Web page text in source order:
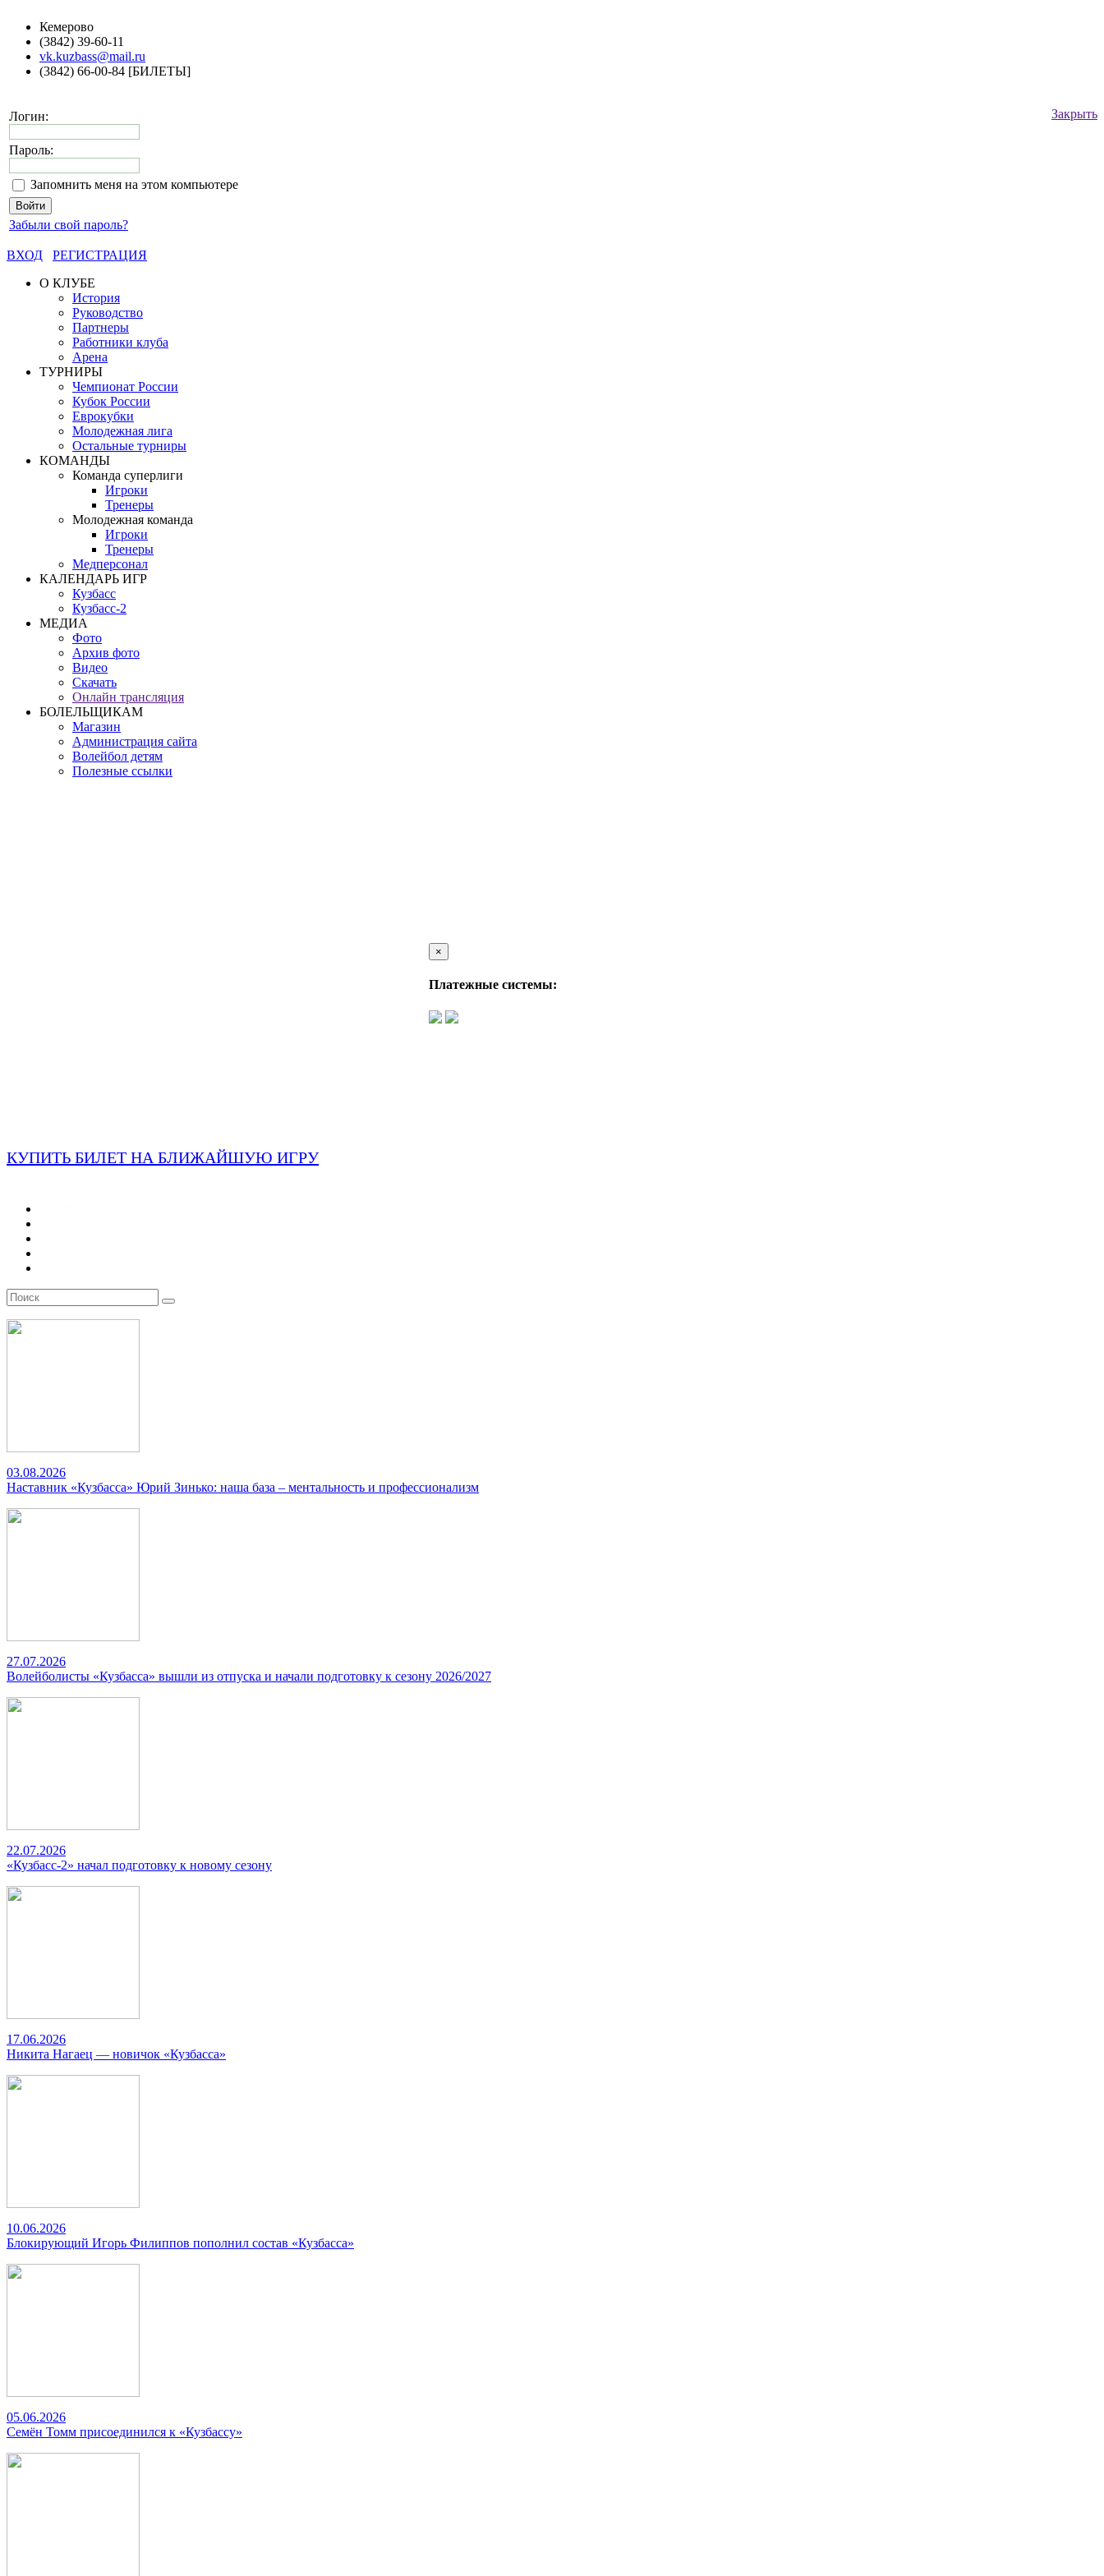
Кемерово
(3842) 39-60-11
vk.kuzbass@mail.ru
(3842) 66-00-84 [БИЛЕТЫ]
Закрыть
Логин:
Пароль:
Запомнить меня на этом компьютере
Забыли свой пароль?
ВХОД
РЕГИСТРАЦИЯ
О КЛУБЕ
История
Руководство
Партнеры
Работники клуба
Арена
ТУРНИРЫ
Чемпионат России
Кубок России
Еврокубки
Молодежная лига
Остальные турниры
КОМАНДЫ
Команда суперлиги
Игроки
Тренеры
Молодежная команда
Игроки
Тренеры
Медперсонал
КАЛЕНДАРЬ ИГР
Кузбасс
Кузбасс-2
МЕДИА
Фото
Архив фото
Видео
Скачать
Онлайн трансляция
БОЛЕЛЬЩИКАМ
Магазин
Администрация сайта
Волейбол детям
Полезные ссылки
×
Платежные системы:
КУПИТЬ БИЛЕТ НА БЛИЖАЙШУЮ ИГРУ
03.08.2026
Наставник «Кузбасса» Юрий Зинько: наша база – ментальность и профессионализм
27.07.2026
Волейболисты «Кузбасса» вышли из отпуска и начали подготовку к сезону 2026/2027
22.07.2026
«Кузбасс-2» начал подготовку к новому сезону
17.06.2026
Никита Нагаец — новичок «Кузбасса»
10.06.2026
Блокирующий Игорь Филиппов пополнил состав «Кузбасса»
05.06.2026
Семён Томм присоединился к «Кузбассу»